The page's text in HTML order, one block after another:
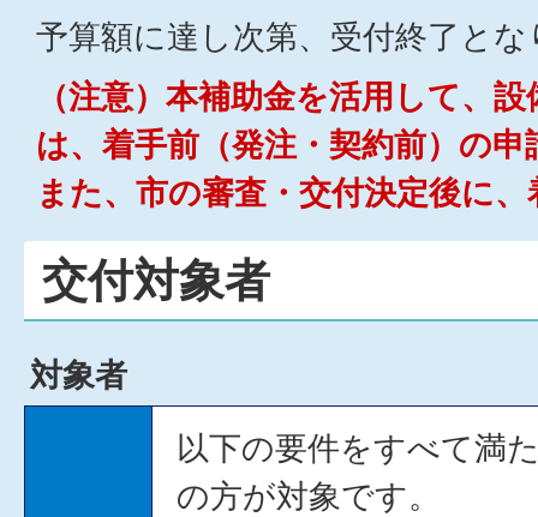
予算額に達し次第、受付終了と
（注意）本補助金を活用して、
は、着手前（発注・契約前）の
また、市の審査・交付決定後に
交付対象者
対象者
以下の要件をすべて満
の方が対象です。